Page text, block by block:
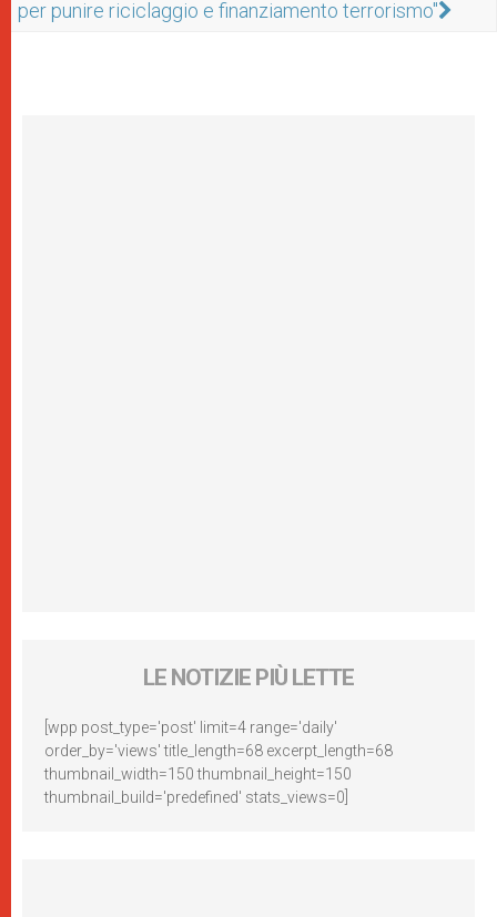
per punire riciclaggio e finanziamento terrorismo"
LE NOTIZIE PIÙ LETTE
[wpp post_type='post' limit=4 range='daily'
order_by='views' title_length=68 excerpt_length=68
thumbnail_width=150 thumbnail_height=150
thumbnail_build='predefined' stats_views=0]